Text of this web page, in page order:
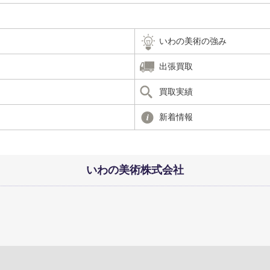
いわの美術の強み
出張買取
買取実績
新着情報
いわの美術株式会社